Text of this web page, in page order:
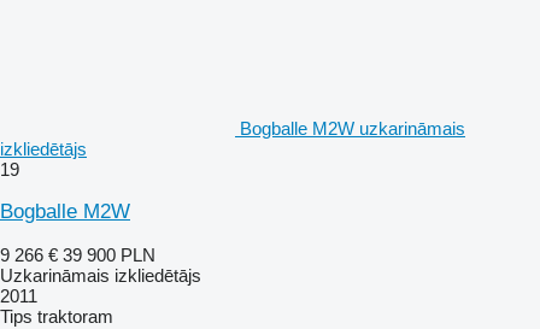
Bogballe M2W uzkarināmais
izkliedētājs
19
Bogballe M2W
9 266 € 39 900 PLN
Uzkarināmais izkliedētājs
2011
Tips traktoram